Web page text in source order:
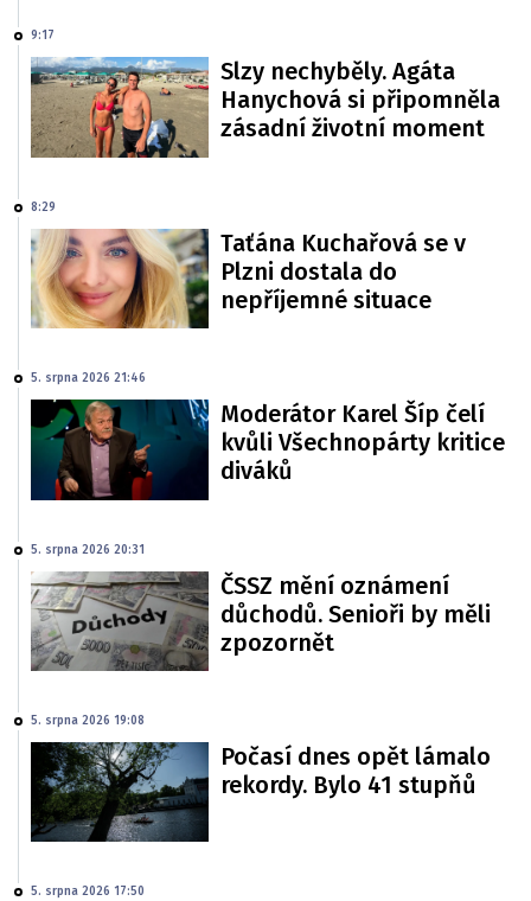
9:17
Slzy nechyběly. Agáta
Hanychová si připomněla
zásadní životní moment
8:29
Taťána Kuchařová se v
Plzni dostala do
nepříjemné situace
5. srpna 2026 21:46
Moderátor Karel Šíp čelí
kvůli Všechnopárty kritice
diváků
5. srpna 2026 20:31
ČSSZ mění oznámení
důchodů. Senioři by měli
zpozornět
5. srpna 2026 19:08
Počasí dnes opět lámalo
rekordy. Bylo 41 stupňů
5. srpna 2026 17:50